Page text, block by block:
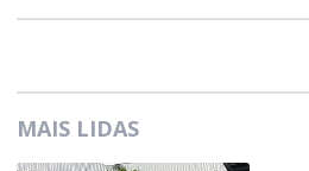
MAIS LIDAS